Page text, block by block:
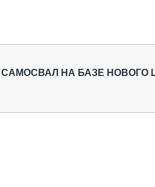
САМОСВАЛ НА БАЗЕ НОВОГО